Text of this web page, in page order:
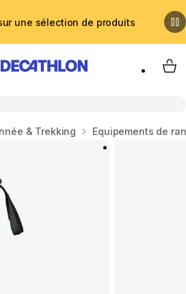
une sélection de produits
My
& Trekking Equipements de